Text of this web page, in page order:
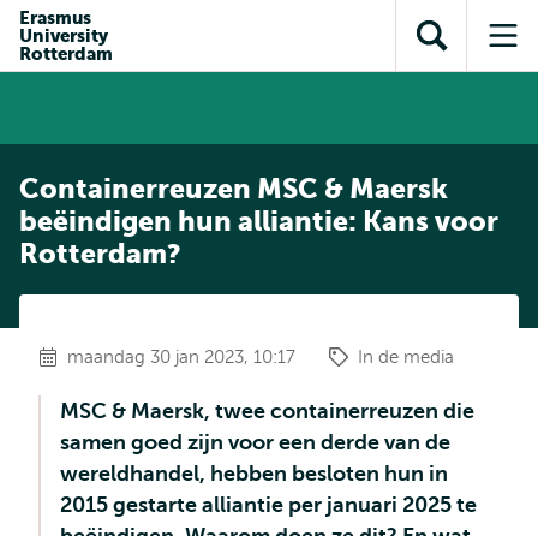
inhoud
Direct naar
subnavigatie
Erasmus
University
Rotterdam
Toon
zoekveld
Containerreuzen MSC & Maersk
beëindigen hun alliantie: Kans voor
Rotterdam?
maandag 30 jan 2023, 10:17 In de media
MSC & Maersk, twee containerreuzen die
samen goed zijn voor een derde van de
wereldhandel, hebben besloten hun in
2015 gestarte alliantie per januari 2025 te